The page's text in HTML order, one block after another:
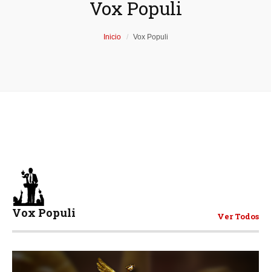
Vox Populi
Inicio Vox Populi
Vox Populi Ver Todos